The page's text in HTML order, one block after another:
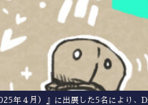
年４月）』に出展した5名に